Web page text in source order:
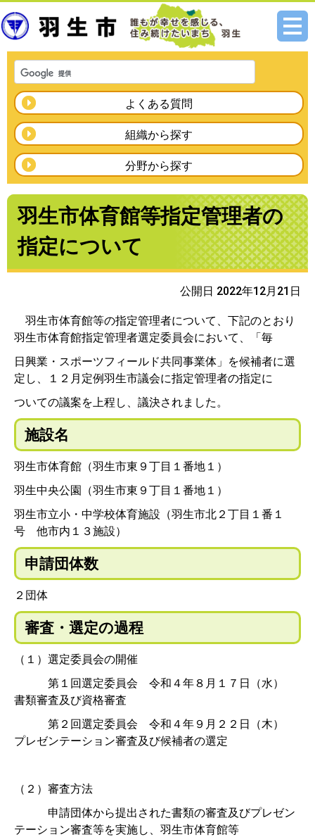
メニ
よくある質問
組織から探す
分野から探す
羽生市体育館等指定管理者の
指定について
公開日 2022年12月21日
羽生市体育館等の指定管理者について、下記のとおり
羽生市体育館指定管理者選定委員会において、「毎
日興業・スポーツフィールド共同事業体」を候補者に選
定し、１２月定例羽生市議会に指定管理者の指定に
ついての議案を上程し、議決されました。
施設名
羽生市体育館（羽生市東９丁目１番地１）
羽生中央公園（羽生市東９丁目１番地１）
羽生市立小・中学校体育施設（羽生市北２丁目１番１
号 他市内１３施設）
申請団体数
２団体
審査・選定の過程
（１）選定委員会の開催
第１回選定委員会 令和４年８月１７日（水）
書類審査及び資格審査
第２回選定委員会 令和４年９月２２日（木）
プレゼンテーション審査及び候補者の選定
（２）審査方法
申請団体から提出された書類の審査及びプレゼン
テーション審査等を実施し、羽生市体育館等